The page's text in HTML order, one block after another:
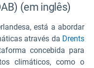
(em inglês)
está a abordar
através da Drents
concebida para
climáticos, como o